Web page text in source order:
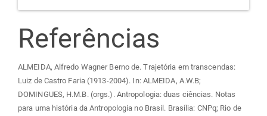
Referências
ALMEIDA, Alfredo Wagner Berno de. Trajetória em transcendas:
Luiz de Castro Faria (1913-2004). In: ALMEIDA, A.W.B;
DOMINGUES, H.M.B. (orgs.). Antropologia: duas ciências. Notas
para uma história da Antropologia no Brasil. Brasília: CNPq; Rio de